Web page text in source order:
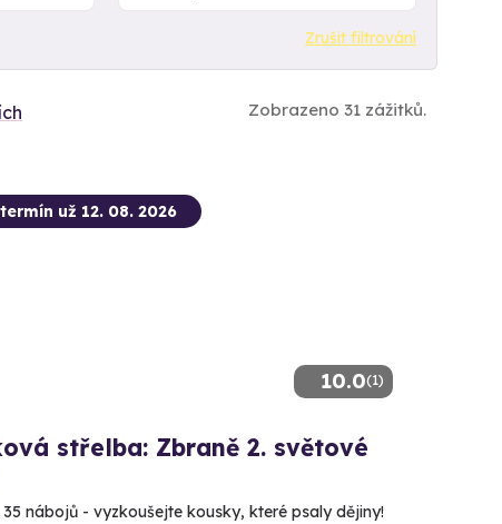
Zrušit filtrování
Zobrazeno 31 zážitků.
10.0(1)
už 12. 08. 2026
střelba: Zbraně 2. světové
35 nábojů - vyzkoušejte kousky, které psaly dějiny!